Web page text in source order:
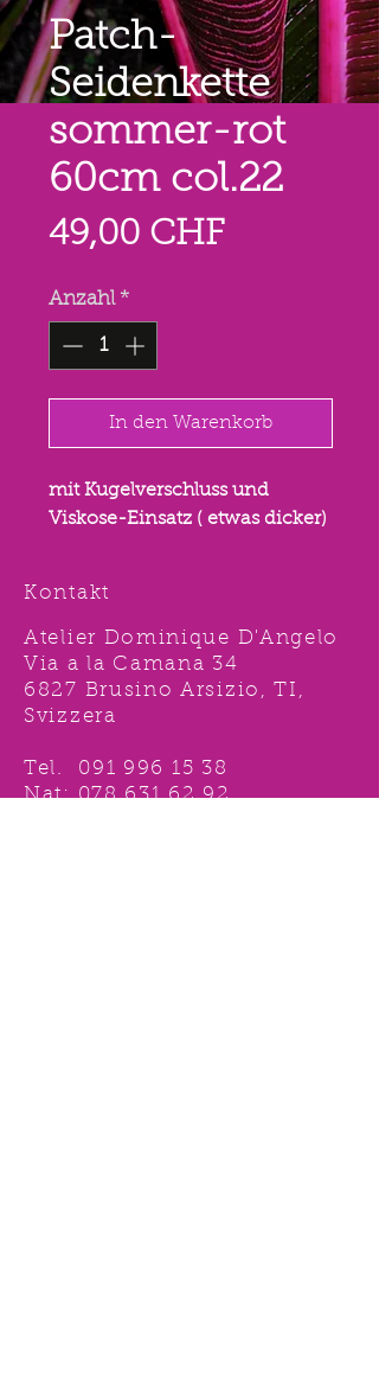
Patch-
Seidenkette
sommer-rot
60cm col.22
49,00 CHFPreis
Anzahl *
In den Warenkorb
mit Kugelverschluss und
Viskose-Einsatz ( etwas dicker)
Kontakt
Atelier Dominique D'Angelo
Via a la Camana 34
6827 Brusino Arsizio, TI,
Svizzera
Tel. 091 996 15 38
Nat:078 631 62 92